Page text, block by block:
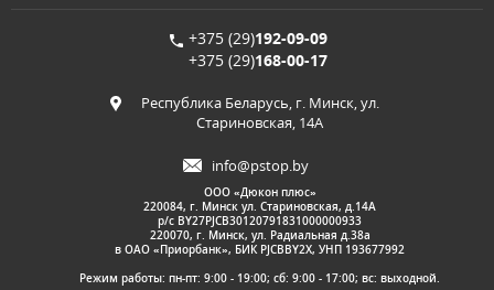
+375 (29)192-09-09
+375 (29)168-00-17
Республика Беларусь, г. Минск, ул.
Стариновская, 14А
info@pstop.by
ООО «Дюкон плюс»
220084, г. Минск ул. Стариновская, д.14А
р/с BY27PJCB30120791831000000933
220070, г. Минск, ул. Радиальная д.38а
в ОАО «Приорбанк», БИК PJCBBY2X, УНП 193677992
Режим работы: пн-пт: 9:00 - 19:00; сб: 9:00 - 17:00; вс: выходной.